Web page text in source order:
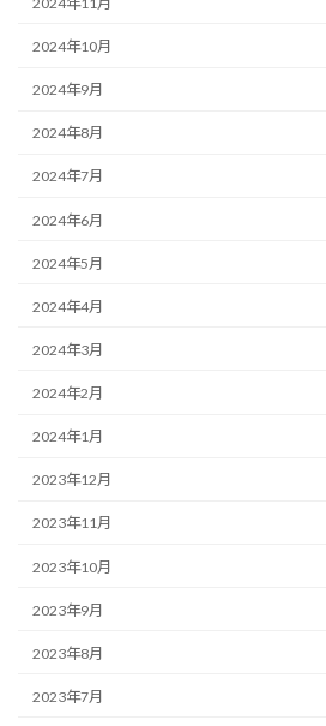
2024年10月
2024年9月
2024年8月
2024年7月
2024年6月
2024年5月
2024年4月
2024年3月
2024年2月
2024年1月
2023年12月
2023年11月
2023年10月
2023年9月
2023年8月
2023年7月